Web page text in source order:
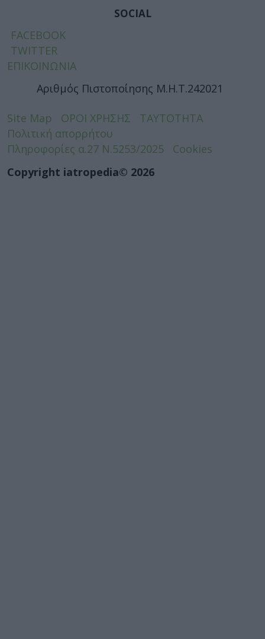
SOCIAL
FACEBOOK
TWITTER
ΕΠΙΚΟΙΝΩΝΙΑ
Αριθμός Πιστοποίησης Μ.Η.Τ.242021
Site Map ΟΡΟΙ ΧΡΗΣΗΣ
ΤΑΥΤΟΤΗΤΑ
Πολιτική απορρήτου
Πληροφορίες α.27 Ν.5253/2025
Cookies
Copyright iatropedia© 2026